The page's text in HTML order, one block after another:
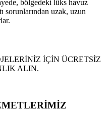
bölgedeki lüks havuz
sorunlarından uzak, uzun
İÇİN ÜCRETSİZ
ALIN.